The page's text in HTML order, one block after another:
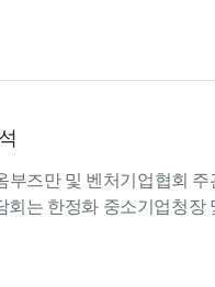
즈만 및 벤처기업협회
는 한정화 중소기업청장